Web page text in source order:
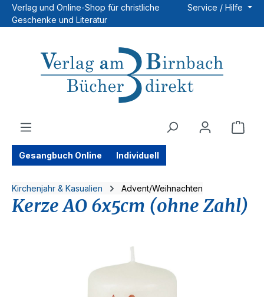
Zum Hauptinhalt springen
Verlag und Online-Shop für christliche
Geschenke und Literatur
Service / Hilfe
Gesangbuch Online Individuell
Kirchenjahr & Kasualien Advent/Weihnachten
Kerze AO 6x5cm (ohne Zahl)